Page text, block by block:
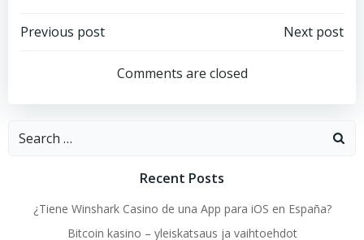
Post
navigation
Previous post
navigation
Next post
Comments are closed
Search
Recent Posts
¿Tiene Winshark Casino de una App para iOS en España?
Bitcoin kasino – yleiskatsaus ja vaihtoehdot